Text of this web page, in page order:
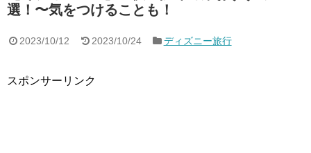
選！〜気をつけることも！
2023/10/12 2023/10/24 ディズニー旅行
スポンサーリンク